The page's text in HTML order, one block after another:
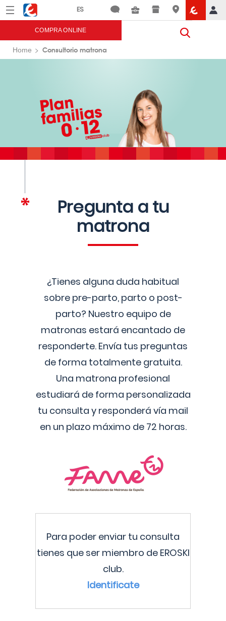
Menú Eroski
COMPRA ONLINE
Home Consultorio matrona
Pregunta a tu
matrona
¿Tienes alguna duda habitual
sobre pre-parto, parto o post-
parto? Nuestro equipo de
matronas estará encantado de
responderte. Envía tus preguntas
de forma totalmente gratuita.
Una matrona profesional
estudiará de forma personalizada
tu consulta y responderá vía mail
en un plazo máximo de 72 horas.
Para poder enviar tu consulta
tienes que ser miembro de EROSKI
club.
Identificate